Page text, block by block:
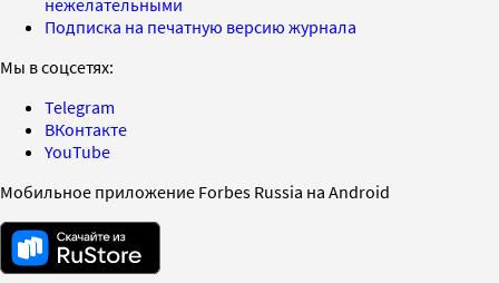
Подписка на печатную версию журнала
Мы в соцсетях:
Telegram
ВКонтакте
YouTube
Мобильное приложение Forbes Russia на Android